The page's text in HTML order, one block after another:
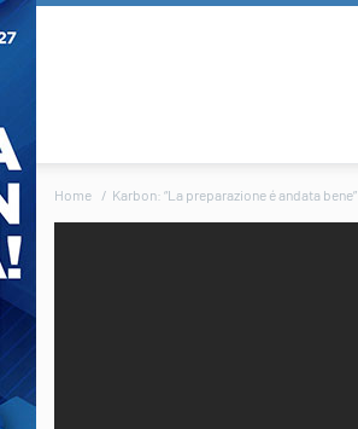
Home Karbon: “La preparazione é andata bene”